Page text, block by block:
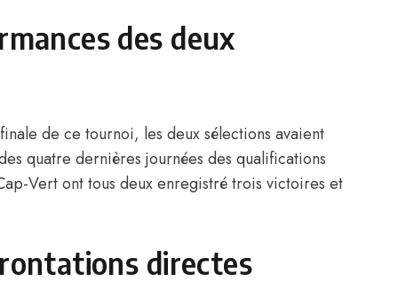
des deux
de ce tournoi, les deux sélections avaient
quatre dernières journées des qualifications
Vert ont tous deux enregistré trois victoires et
directes